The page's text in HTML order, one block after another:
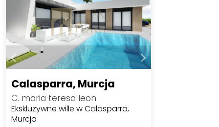
Calasparra, Murcja
C. maria teresa leon
Ekskluzywne wille w Calasparra,
Murcja